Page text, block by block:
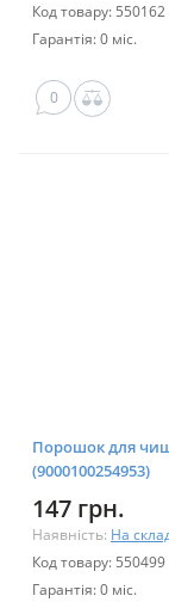
Код товару: 550162
Гарантія: 0 міс.
0
Порошок для
(9000100254953)
147 грн.
Наявність: На
Код товару: 550499
Гарантія: 0 міс.